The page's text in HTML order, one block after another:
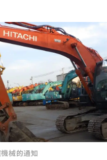
械的通知